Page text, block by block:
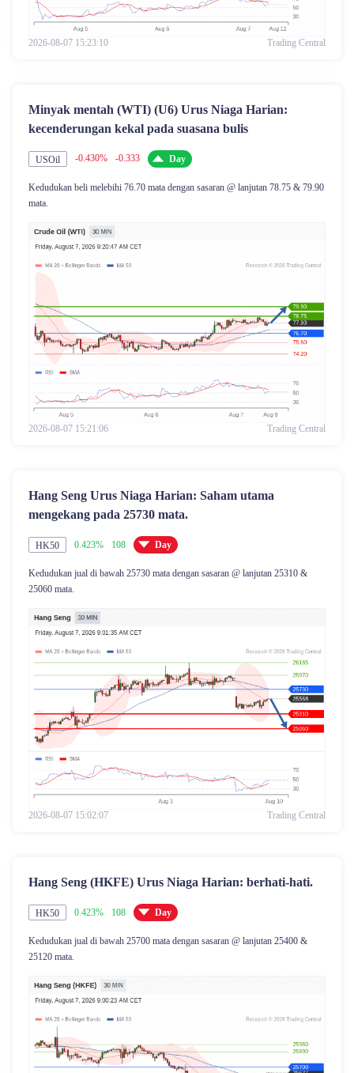
2026-08-07 15:23:10 Trading Central
Minyak mentah (WTI) (U6) Urus Niaga Harian:
kecenderungan kekal pada suasana bulis
USOil -0.430% -0.333 Day
Kedudukan beli melebihi 76.70 mata dengan sasaran @ lanjutan 78.75 & 79.90
mata.
2026-08-07 15:21:06 Trading Central
Hang Seng Urus Niaga Harian: Saham utama
mengekang pada 25730 mata.
HK50 0.423% 108 Day
Kedudukan jual di bawah 25730 mata dengan sasaran @ lanjutan 25310 &
25060 mata.
2026-08-07 15:02:07 Trading Central
Hang Seng (HKFE) Urus Niaga Harian: berhati-hati.
HK50 0.423% 108 Day
Kedudukan jual di bawah 25700 mata dengan sasaran @ lanjutan 25400 &
25120 mata.